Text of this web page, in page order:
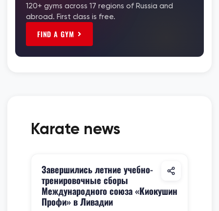
120+ gyms across 17 regions of Russia and
abroad. First class is free.
FIND A GYM
Karate news
Завершились летние учебно-
тренировочные сборы
Международного союза «Киокушин
Профи» в Ливадии